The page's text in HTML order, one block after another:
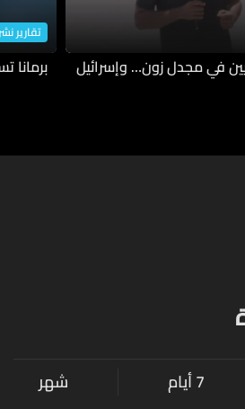
في مجدل زون… وإسرائيل
تقارير
برمانا
7 أيام شهر